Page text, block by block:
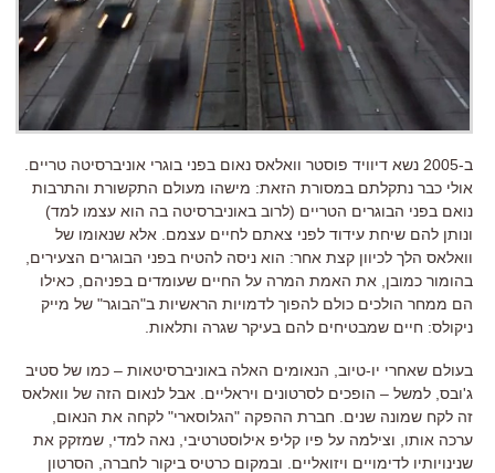
ב-2005 נשא דיוויד פוסטר וואלאס נאום בפני בוגרי אוניברסיטה טריים.
אולי כבר נתקלתם במסורת הזאת: מישהו מעולם התקשורת והתרבות
נואם בפני הבוגרים הטריים (לרוב באוניברסיטה בה הוא עצמו למד)
ונותן להם שיחת עידוד לפני צאתם לחיים עצמם. אלא שנאומו של
וואלאס הלך לכיוון קצת אחר: הוא ניסה להטיח בפני הבוגרים הצעירים,
בהומור כמובן, את האמת המרה על החיים שעומדים בפניהם, כאילו
הם ממחר הולכים כולם להפוך לדמויות הראשיות ב"הבוגר" של מייק
ניקולס: חיים שמבטיחים להם בעיקר שגרה ותלאות.
בעולם שאחרי יו-טיוב, הנאומים האלה באוניברסיטאות – כמו של סטיב
ג'ובס, למשל – הופכים לסרטונים ויראליים. אבל לנאום הזה של וואלאס
זה לקח שמונה שנים. חברת ההפקה "הגלוסארי" לקחה את הנאום,
ערכה אותו, וצילמה על פיו קליפ אילוסטרטיבי, נאה למדי, שמזקק את
שנינויותיו לדימויים ויזואליים. ובמקום כרטיס ביקור לחברה, הסרטון